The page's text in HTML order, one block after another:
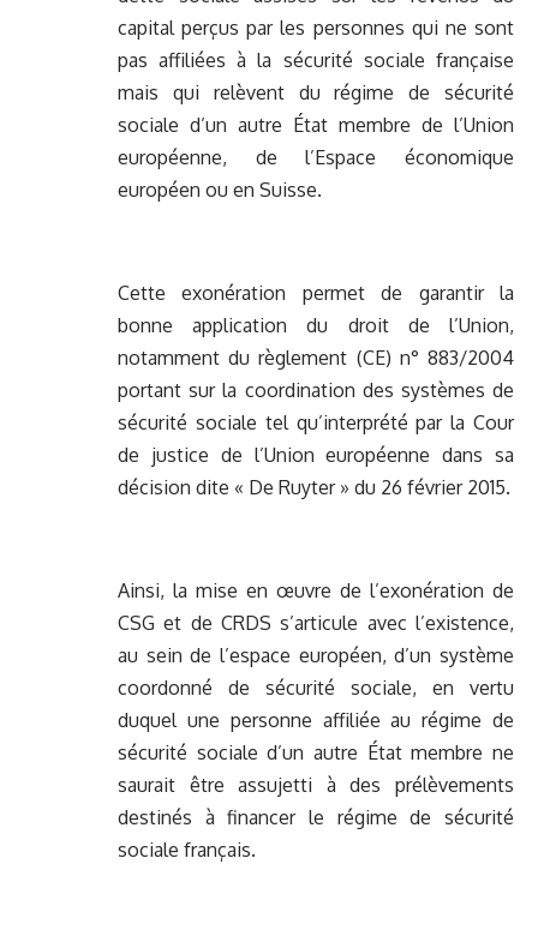
capital perçus par les personnes qui ne sont
pas affiliées à la sécurité sociale française
mais qui relèvent du régime de sécurité
sociale d’un autre État membre de l’Union
européenne, de l’Espace économique
européen ou en Suisse.
Cette exonération permet de garantir la
bonne application du droit de l’Union,
notamment du règlement (CE) n° 883/2004
portant sur la coordination des systèmes de
sécurité sociale tel qu’interprété par la Cour
de justice de l’Union européenne dans sa
décision dite « De Ruyter » du 26 février 2015.
Ainsi, la mise en œuvre de l’exonération de
CSG et de CRDS s’articule avec l’existence,
au sein de l’espace européen, d’un système
coordonné de sécurité sociale, en vertu
duquel une personne affiliée au régime de
sécurité sociale d’un autre État membre ne
saurait être assujetti à des prélèvements
destinés à financer le régime de sécurité
sociale français.